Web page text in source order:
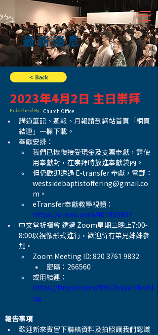
最新消息
< Back
2023年4月2日 主日崇拜
Church Office
Published By:
講道筆記、週報、月報請到網站首頁「網頁
結連」一欄下載。
奉獻安排：
我們已恢復接受現金及支票奉獻，請使
用奉獻封，在崇拜時放進奉獻袋內。
但仍歡迎透過 E-transfer 奉獻，電郵：
westsidebaptistoffering@gmail.co
m。
eTransfer奉獻教學視頻：
https://vimeo.com/401955837
中文堂祈禱會 透過 Zoom星期三晚上7:00-
8:00以視像形式進行，歡迎所有弟兄姊妹參
加。
Zoom Meeting ID: 820 3761 9832
密碼：266560
或用結連：
https://tinyurl.com/WBCPrayerMeeti
ng
報告事項
歡迎新來賓留下聯絡資料及拍照讓我們認識